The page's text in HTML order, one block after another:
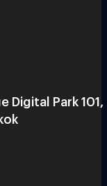
Digital Park 101,